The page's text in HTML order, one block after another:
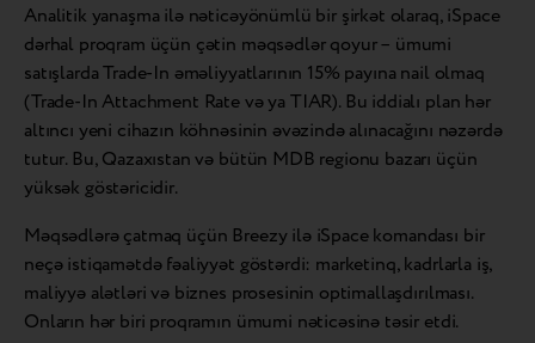
Analitik yanaşma ilə nəticəyönümlü bir şirkət olaraq, iSpace
dərhal proqram üçün çətin məqsədlər qoyur – ümumi
satışlarda Trade-In əməliyyatlarının 15% payına nail olmaq
(Trade-In Attachment Rate və ya TIAR). Bu iddialı plan hər
altıncı yeni cihazın köhnəsinin əvəzində alınacağını nəzərdə
tutur. Bu, Qazaxıstan və bütün MDB regionu bazarı üçün
yüksək göstəricidir.
Məqsədlərə çatmaq üçün Breezy ilə iSpace komandası bir
neçə istiqamətdə fəaliyyət göstərdi: marketinq, kadrlarla iş,
maliyyə alətləri və biznes prosesinin optimallaşdırılması.
Onların hər biri proqramın ümumi nəticəsinə təsir etdi.